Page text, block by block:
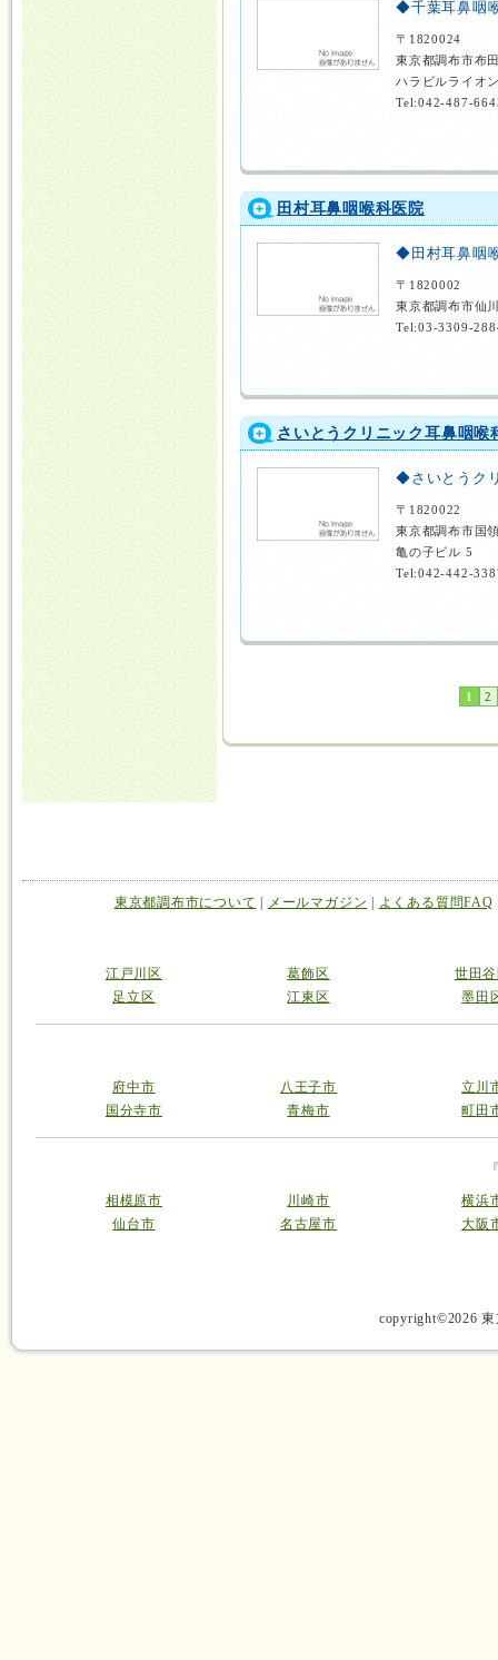
◆千葉耳鼻咽
〒1820024
東京都調布市布
ハラビルライオ
Tel:042-487-
田村耳鼻咽喉科医院
◆田村耳鼻咽
〒1820002
東京都調布市仙
Tel:03-3309-
さいとうクリニック耳鼻咽喉
◆さいとうク
〒1820022
東京都調布市国
亀の子ビル 5
Tel:042-442-
1 2
東京都調布市について メールマガジン よくある質問FAQ
江戸川区 葛飾区
世田
足立区
江東区 墨田
府中市 八王子市
立川
国分寺市
青梅市 町田
相模原市 川崎市
横浜
仙台市
名古屋市 大阪
copyright©2026